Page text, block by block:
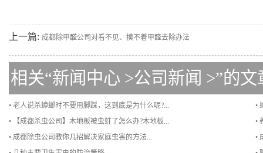
上一篇: 成都除甲醛公司对看不见、摸不着甲醛去除办法
相关“新闻中心 >公司新闻 >”的文
• 老人说杀蟑螂时不要用脚踩，这到底是为什么呢?...
•
• 【成都杀虫公司】木地板被虫蛀了怎么办?木地板...
•
• 成都除虫公司教你几招解决家庭虫害的方法...
•